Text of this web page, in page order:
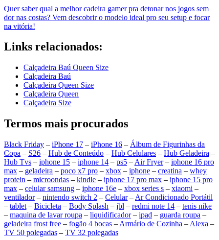
Quer saber qual a melhor cadeira gamer pra detonar nos jogos sem
dor nas costas? Vem descobrir o modelo ideal pro seu setup e focar
na vitória!
Links relacionados:
Calçadeira Baú Queen Size
Calçadeira Baú
Calçadeira Queen Size
Calçadeira Queen
Calçadeira Size
Termos mais procurados
Black Friday – iPhone 17 – iPhone 16 – Álbum de Figurinhas da
Copa – S26 – Hub de Conteúdo – Hub Celulares – Hub Geladeira –
Hub Tvs – iphone 15 – iphone 14 – ps5 – Air Fryer– iphone 16 pro
max – geladeira – poco x7 pro – xbox – iphone – creatina – whey
protein – microondas – kindle – iphone 17 pro max – iphone 15 pro
max – celular samsung – iphone 16e – xbox series s – xiaomi –
ventilador– nintendo switch 2 – Celular– Ar Condicionado Portátil
– tablet – Bicicleta – Body Splash – jbl – redmi note 14 – tenis nike
– maquina de lavar roupa – liquidificador– ipad – guarda roupa –
geladeira frost free – fogão 4 bocas – Armário de Cozinha – Alexa –
TV 50 polegadas – TV 32 polegadas